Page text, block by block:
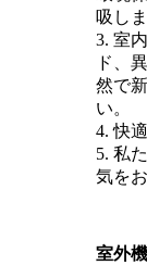
吸し
3. 室
ド、
然で
い。
4. 快
5. 私
気を
室外